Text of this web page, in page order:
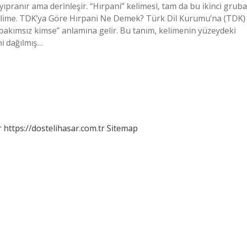
ama derinleşir. “Hırpani” kelimesi, tam da bu ikinci gruba
TDK’ya Göre Hırpani Ne Demek? Türk Dil Kurumu’na (TDK)
kimse” anlamına gelir. Bu tanım, kelimenin yüzeydeki
https://dostelihasar.com.trSitemap